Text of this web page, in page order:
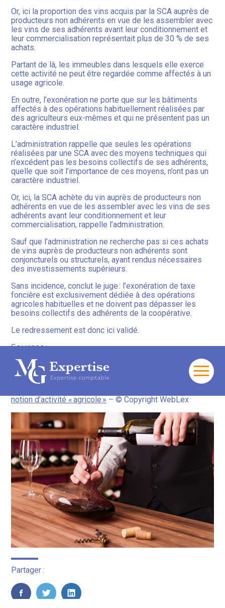
Aller
Or, ici la proportion des vins acquis par la SCA auprès de
producteurs non adhérents en vue de les assembler avec
les vins de ses adhérents avant leur conditionnement et
leur commercialisation représentait plus de 30 % de ses
achats.
Partant de là, les immeubles dans lesquels elle exerce
cette activité ne peut être regardée comme affectés à un
usage agricole.
En outre, l’exonération ne porte que sur les bâtiments
affectés à des opérations habituellement réalisées par
des agriculteurs eux-mêmes et qui ne présentent pas un
caractère industriel.
L’administration rappelle que seules les opérations
réalisées par une SCA avec des moyens techniques qui
n’excédent pas les besoins collectifs de ses adhérents,
quelle que soit l’importance de ces moyens, n’ont pas un
caractère industriel.
Or, ici, la SCA achète du vin auprès de producteurs non
adhérents en vue de les assembler avec les vins de ses
adhérents avant leur conditionnement et leur
commercialisation, rappelle l’administration.
Sauf que l’administration ne recherche pas si ces achats
de vins auprès de producteurs non adhérents sont
conjoncturels ou structurels, ayant rendus nécessaires
des investissements supérieurs.
Sans incidence, conclut le juge : l’exonération de taxe
foncière est exclusivement dédiée à des opérations
agricoles habituelles et ne doivent pas dépasser les
besoins collectifs des adhérents de la coopérative.
Le redressement est donc ici validé.
Sources :
Arrêt du Conseil d’État du 4 décembre 2023, no
461395
notion d’activité « agricole » – © Copyright WebLex
Partager :
FaceBook
TwitterLinkedIn